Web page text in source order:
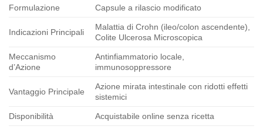
Formulazione Capsule a rilascio modificato
Indicazioni Principali
Malattia di Crohn (ileo/colon ascendente),
Colite Ulcerosa Microscopica
Meccanismo
d’Azione
Antinfiammatorio locale,
immunosoppressore
Vantaggio Principale
Azione mirata intestinale con ridotti effetti
sistemici
Disponibilità Acquistabile online senza ricetta